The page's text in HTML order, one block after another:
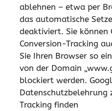
ablehnen – etwa per
das automatische
deaktiviert. Sie können
Conversion-Tracking
Sie Ihren Browser so
von der Domain
blockiert werden.
Datenschutzbelehrung
Tracking finden